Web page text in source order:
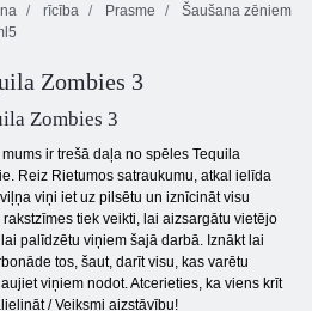
rīcība Prasme
Šaušana zēniem
Zombies 3
Zombies 3
mums ir trešā daļa no spēles Tequila
Reiz Rietumos satraukumu, atkal ielīda
viņi iet uz pilsētu un iznīcināt visu
tiek veikti, lai aizsargātu vietējo
palīdzētu viņiem šajā darbā. Iznākt lai
tos, šaut, darīt visu, kas varētu
viņiem nodot. Atcerieties, ka viens krīt
/ Veiksmi aizstāvību!